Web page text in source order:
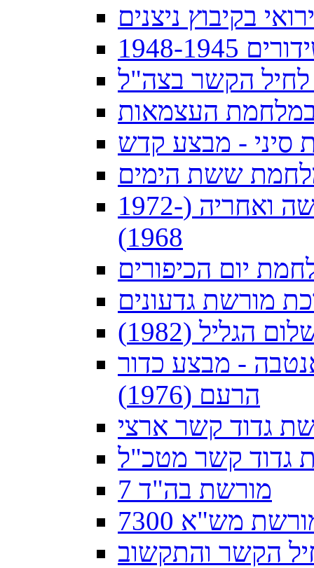
בקיבוץ ניצנים
1945
הקשר בצה"ל
העצמאות
סיני - מבצע קדש
ששת הימים
חיל הקשר בתקופת מלחמת ההתשה ואחריה (1972-
1968)
יום הכיפורים
מורשת גדעונים
הגליל (1982)
- מבצע כדור
הרעם (1976)
גדוד קשר ארצי
גדוד קשר מטכ"ל
מורשת בה"ד 7
מש"א 7300
70 שנה לחיל הקשר והתקשוב